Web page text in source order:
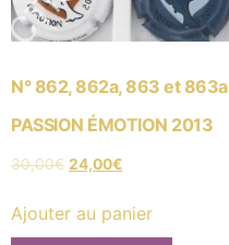
N° 862, 862a, 863 et 863a
PASSION ÉMOTION 2013
30,00€ 24,00€
Ajouter au panier